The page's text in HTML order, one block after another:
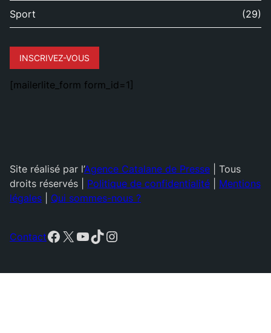
Sport (29)
INSCRIVEZ-VOUS
[mailerlite_form form_id=1]
Site réalisé par l’Agence Catalane de Presse | Tous
droits réservés | Politique de confidentialité
Mentions
légales
Qui sommes-nous ?
ContactFacebook
X YouTube
TikTok
Instagram